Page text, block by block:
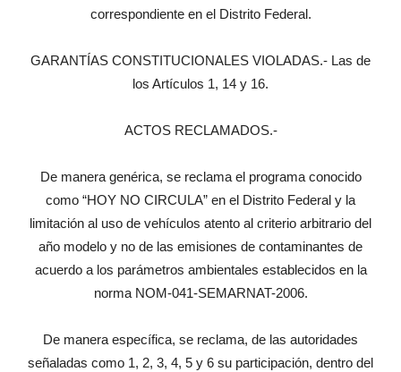
correspondiente en el Distrito Federal.
GARANTÍAS CONSTITUCIONALES VIOLADAS.- Las de
los Artículos 1, 14 y 16.
ACTOS RECLAMADOS.-
De manera genérica, se reclama el programa conocido
como “HOY NO CIRCULA” en el Distrito Federal y la
limitación al uso de vehículos atento al criterio arbitrario del
año modelo y no de las emisiones de contaminantes de
acuerdo a los parámetros ambientales establecidos en la
norma NOM-041-SEMARNAT-2006.
De manera específica, se reclama, de las autoridades
señaladas como 1, 2, 3, 4, 5 y 6 su participación, dentro del